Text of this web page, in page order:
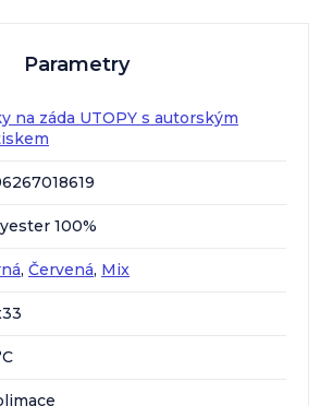
Parametry
na záda UTOPY s autorským
100%
, Červená, Mix